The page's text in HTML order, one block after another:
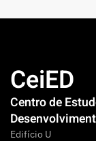
CeiED
Centro de
Edifício U